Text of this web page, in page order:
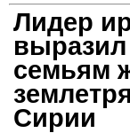
Лидер
семьям
Сирии